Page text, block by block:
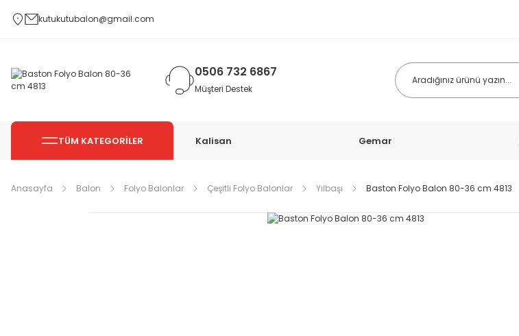
kutukutubalon@gmail.com
0506 732 6867
Müşteri Destek
TÜM KATEGORİLER Kalisan Gemar
Anasayfa Balon Folyo Balonlar Çeşitli Folyo Balonlar Yılbaşı Baston Folyo Balon 80-36 cm 4813